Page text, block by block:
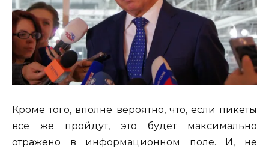
Кроме того, вполне вероятно, что, если пикеты
все же пройдут, это будет максимально
отражено в информационном поле. И, не